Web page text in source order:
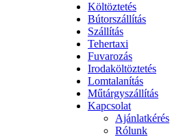
Költöztetés
Bútorszállítás
Szállítás
Tehertaxi
Fuvarozás
Irodaköltöztetés
Lomtalanítás
Műtárgyszállítás
Kapcsolat
Ajánlatkérés
Rólunk